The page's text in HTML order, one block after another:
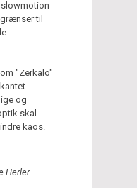
til
"Zerkalo"
og
skal
kaos.
Herler